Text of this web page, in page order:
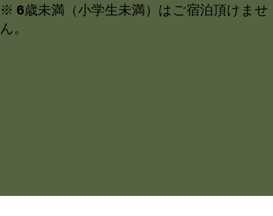
※ 6歳未満（小学生未満）はご宿泊頂けませ
ん。